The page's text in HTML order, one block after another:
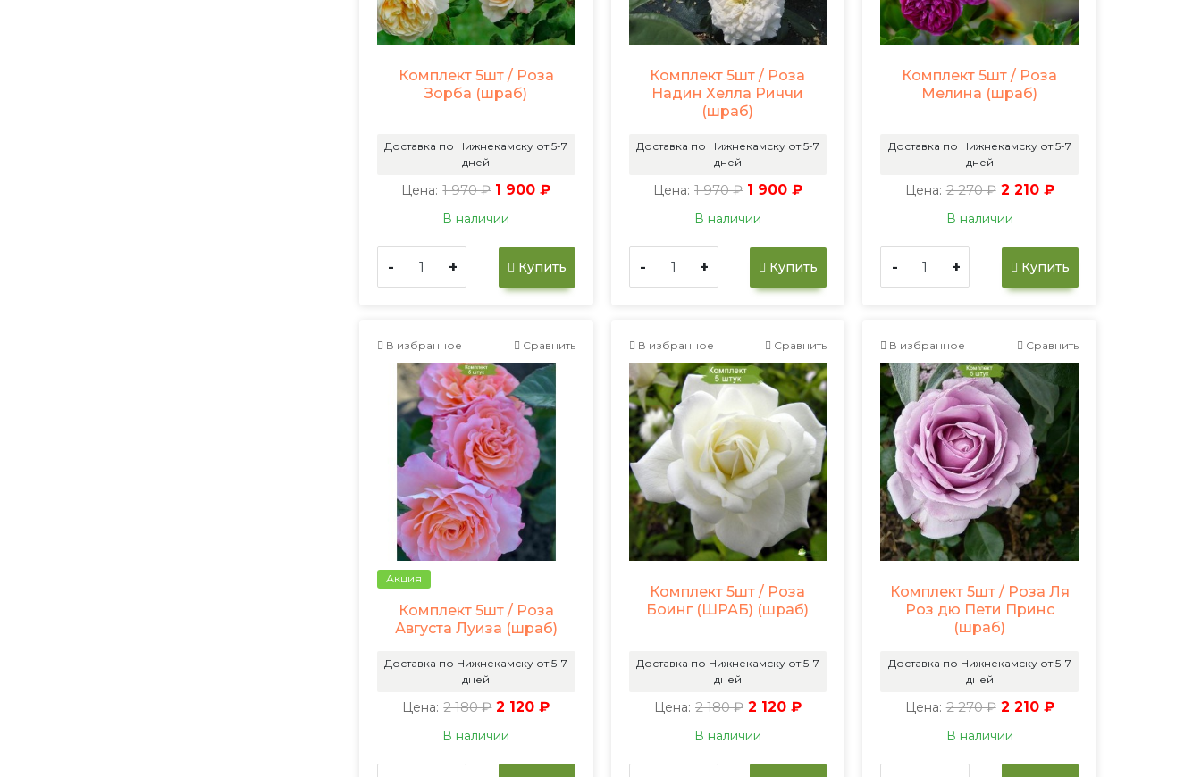
Комплект 5шт / Роза
Зорба (шраб)
Доставка по Нижнекамску от 5-7
дней
Цена: 1 970 ₽ 1 900 ₽
В наличии
- + Купить
Комплект 5шт / Роза
Надин Хелла Риччи
(шраб)
Доставка по Нижнекамску от 5-7
дней
Цена: 1 970 ₽ 1 900 ₽
В наличии
- + Купить
Комплект 5шт / Роза
Мелина (шраб)
Доставка по Нижнекамску от 5-7
дней
Цена: 2 270 ₽ 2 210 ₽
В наличии
- + Купить
В избранное Сравнить
Акция
Комплект 5шт / Роза
Августа Луиза (шраб)
Доставка по Нижнекамску от 5-7
дней
Цена: 2 180 ₽ 2 120 ₽
В наличии
В избранное Сравнить
Комплект 5шт / Роза
Боинг (ШРАБ) (шраб)
Доставка по Нижнекамску от 5-7
дней
Цена: 2 180 ₽ 2 120 ₽
В наличии
В избранное Сравнить
Комплект 5шт / Роза Ля
Роз дю Пети Принс
(шраб)
Доставка по Нижнекамску от 5-7
дней
Цена: 2 270 ₽ 2 210 ₽
В наличии